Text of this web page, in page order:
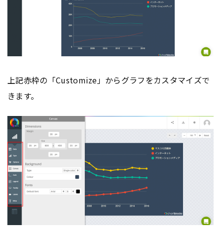
上記赤枠の「Customize」からグラフをカスタマイズで
きます。